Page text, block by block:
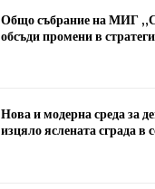
Общо събрание на МИГ
обсъди промени в
Нова и модерна среда за
изцяло яслената сграда в